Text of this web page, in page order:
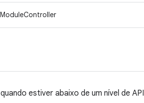
estiver abaixo de um nível de API